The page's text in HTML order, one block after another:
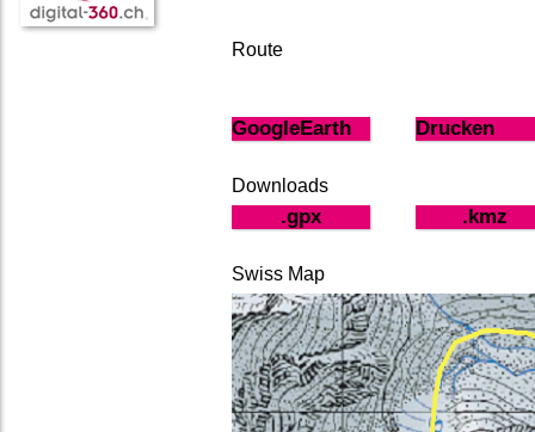
Route
GoogleEarth Drucken
Downloads
.gpx .kmz
Swiss Map